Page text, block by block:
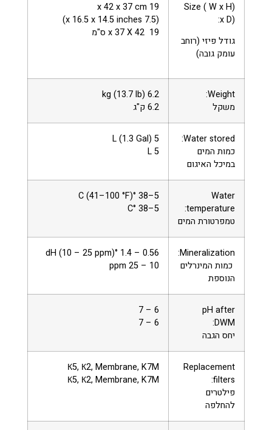
(Size ( W x H
x D):
גודל פיזי (רוחב
עומק גובה)
19 x 42 x 37 cm
(7.5 x 16.5 x 14.5 inches)
19 42 x 37 X ס"מ
Weight:
משקל
6.2 kg (13.7 lb)
6.2 ק"ג
Water stored:
כמות המים
במיכל האיגום
5 L (1.3 Gal)
5 L
Water
temperature:
טמפרטורת המים
5–38 °C (41–100 °F)
5–38 °C
Mineralization:
כמות המינרלים
הנוספת
0.56 – 1.4 °dH (10 – 25 ppm)
10 – 25 ppm
pH after
DWM:
יחס הגבה
6 – 7
6 – 7
Replacement
filters:
פילטרים
להחלפה
К5, К2, Membrane, K7M
К5, К2, Membrane, K7M